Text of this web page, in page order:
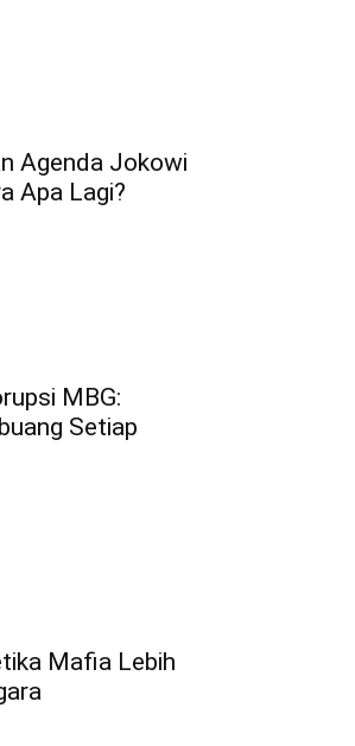
Agenda Jokowi
Apa Lagi?
MBG:
Setiap
Mafia Lebih